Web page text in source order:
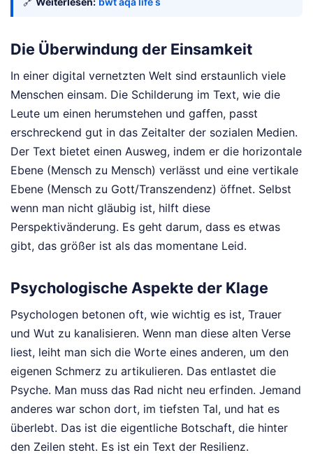
Die Überwindung der Einsamkeit
In einer digital vernetzten Welt sind erstaunlich viele
Menschen einsam. Die Schilderung im Text, wie die
Leute um einen herumstehen und gaffen, passt
erschreckend gut in das Zeitalter der sozialen Medien.
Der Text bietet einen Ausweg, indem er die horizontale
Ebene (Mensch zu Mensch) verlässt und eine vertikale
Ebene (Mensch zu Gott/Transzendenz) öffnet. Selbst
wenn man nicht gläubig ist, hilft diese
Perspektivänderung. Es geht darum, dass es etwas
gibt, das größer ist als das momentane Leid.
Psychologische Aspekte der Klage
Psychologen betonen oft, wie wichtig es ist, Trauer
und Wut zu kanalisieren. Wenn man diese alten Verse
liest, leiht man sich die Worte eines anderen, um den
eigenen Schmerz zu artikulieren. Das entlastet die
Psyche. Man muss das Rad nicht neu erfinden. Jemand
anderes war schon dort, im tiefsten Tal, und hat es
überlebt. Das ist die eigentliche Botschaft, die hinter
den Zeilen steht. Es ist ein Text der Resilienz.